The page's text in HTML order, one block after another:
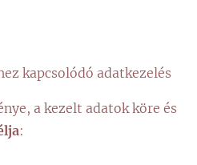
kapcsolódó adatkezelés
a kezelt adatok köre és
: